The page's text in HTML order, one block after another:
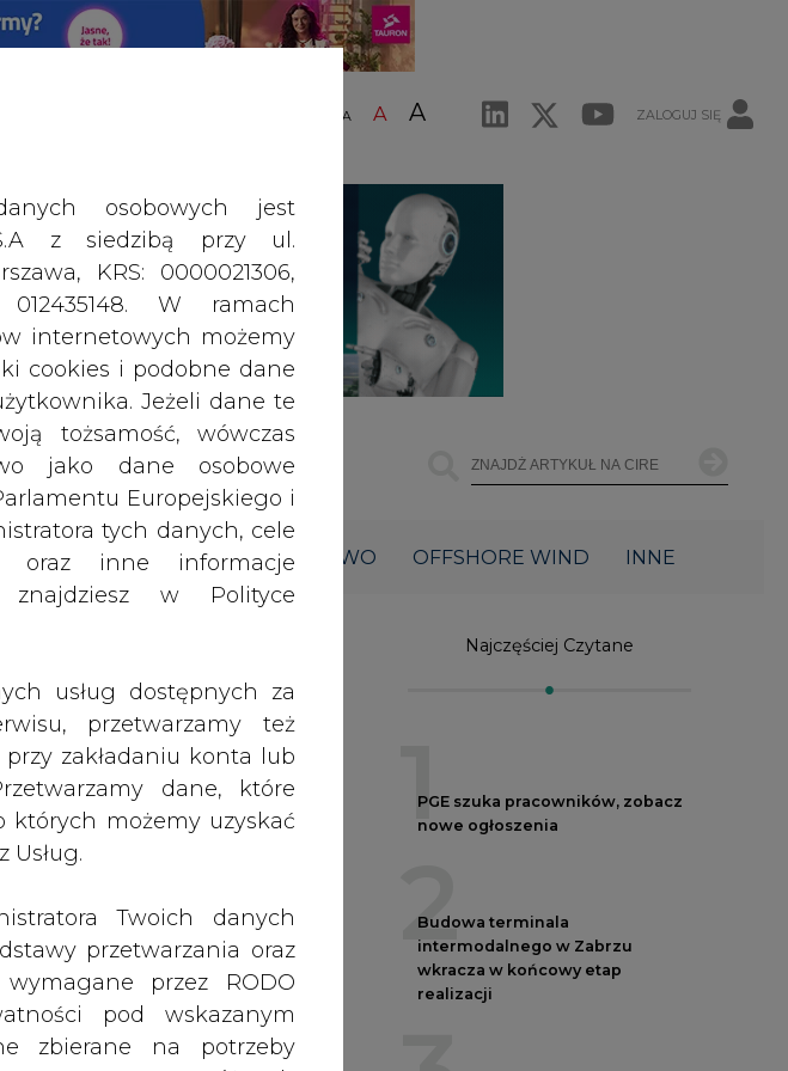
A A A
NA RYNKU CIEPŁOWNICTWO
osobowych jest
z siedzibą przy ul.
KRS: 0000021306,
012435148. W ramach
internetowych możemy
cookies i podobne dane
Jeżeli dane te
tożsamość, wówczas
jako dane osobowe
Europejskiego i
tych danych, cele
oraz inne informacje
w Polityce
usług dostępnych za
przetwarzamy też
zakładaniu konta lub
dane, które
których możemy uzyskać
Usług.
Twoich danych
przetwarzania oraz
przez RODO
pod wskazanym
zbierane na potrzeby
rynku energii
2005.
2
wkracza w końcowy etap
realizacji
3